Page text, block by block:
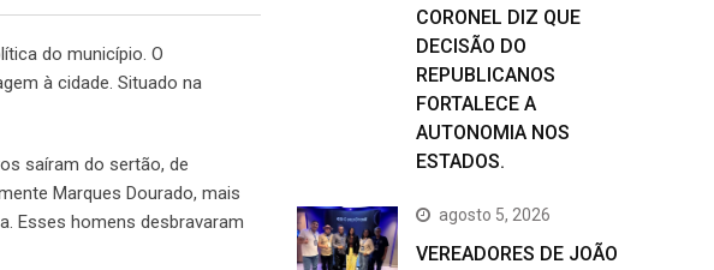
do município. O
à cidade. Situado na
saíram do sertão, de
Marques Dourado, mais
Esses homens desbravaram
CORONEL DIZ QUE
DECISÃO DO
REPUBLICANOS
FORTALECE A
AUTONOMIA NOS
ESTADOS.
agosto 5, 2026
VEREADORES DE JOÃO